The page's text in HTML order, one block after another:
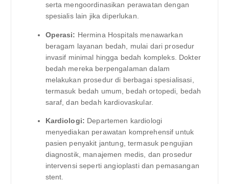
serta mengoordinasikan perawatan dengan
spesialis lain jika diperlukan.
Operasi: Hermina Hospitals menawarkan
beragam layanan bedah, mulai dari prosedur
invasif minimal hingga bedah kompleks. Dokter
bedah mereka berpengalaman dalam
melakukan prosedur di berbagai spesialisasi,
termasuk bedah umum, bedah ortopedi, bedah
saraf, dan bedah kardiovaskular.
Kardiologi: Departemen kardiologi
menyediakan perawatan komprehensif untuk
pasien penyakit jantung, termasuk pengujian
diagnostik, manajemen medis, dan prosedur
intervensi seperti angioplasti dan pemasangan
stent.